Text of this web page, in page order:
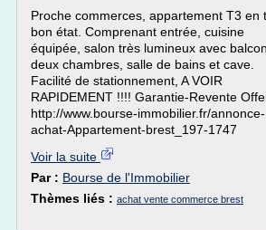
Proche commerces, appartement T3 en
bon état. Comprenant entrée, cuisine
équipée, salon très lumineux avec balcon,
deux chambres, salle de bains et cave.
Facilité de stationnement, A VOIR
RAPIDEMENT !!!! Garantie-Revente
http://www.bourse-immobilier.fr/annonce-
achat-Appartement-brest_197-1747
Voir la suite
Par : Bourse de l'Immobilier
Thèmes liés : achat vente commerce brest